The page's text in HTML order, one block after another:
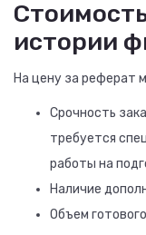
истории
На цену за реферат
Срочность
требуется
работы на
Наличие
Объем